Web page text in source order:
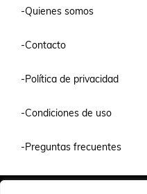
-Quienes somos
-Contacto
-Política de privacidad
-Condiciones de uso
-Preguntas frecuentes